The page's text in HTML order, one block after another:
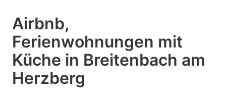
Airbnb,
Ferienwohnungen mit
Küche in Breitenbach am
Herzberg